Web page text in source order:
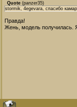
Quote (panzer35)
stormik, 4egevara, спасибо
Правда!
Жень, модель получилась.